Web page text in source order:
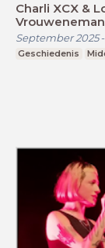
Charli XCX &
September 2025-
Geschiedenis